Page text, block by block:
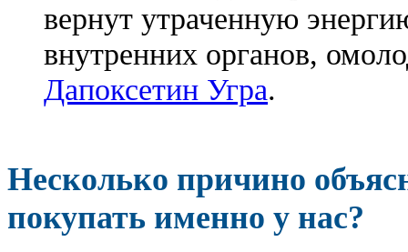
вернут утраченную
внутренних органов,
Дапоксетин Угра.
Несколько причино
покупать именно у нас?